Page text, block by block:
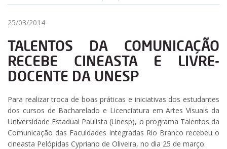
25/03/2014
TALENTOS DA COMUNICAÇÃO
RECEBE CINEASTA E LIVRE-
DOCENTE DA UNESP
Para realizar troca de boas práticas e iniciativas dos estudantes
dos cursos de Bacharelado e Licenciatura em Artes Visuais da
Universidade Estadual Paulista (Unesp), o programa Talentos da
Comunicação das Faculdades Integradas Rio Branco recebeu o
cineasta Pelópidas Cypriano de Oliveira, no dia 25 de março.